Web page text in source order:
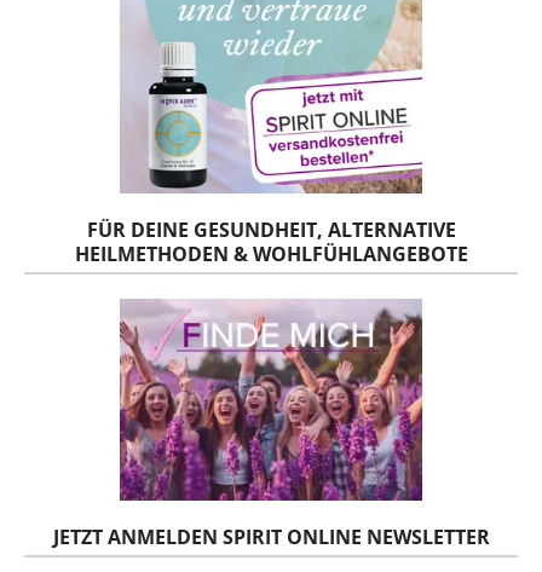
FÜR DEINE GESUNDHEIT, ALTERNATIVE
HEILMETHODEN & WOHLFÜHLANGEBOTE
JETZT ANMELDEN SPIRIT ONLINE NEWSLETTER